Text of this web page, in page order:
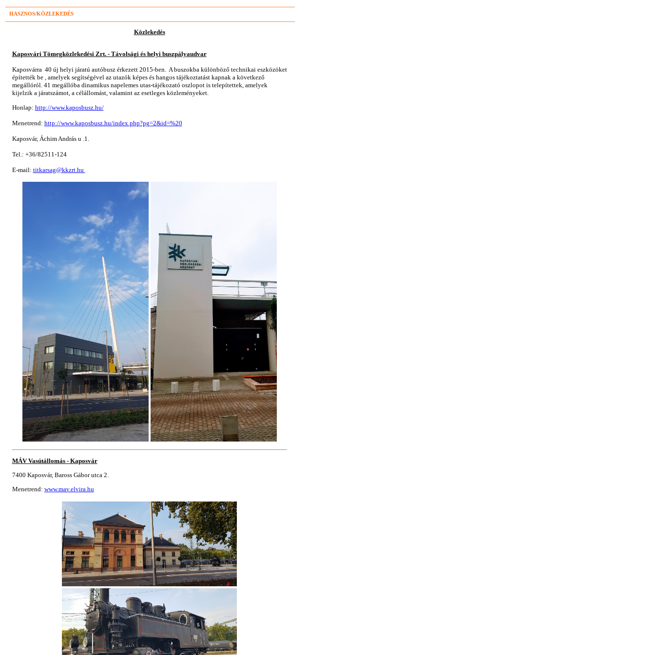
HASZNOS/KÖZLEKEDÉS
Közlekedés
Kaposvári Tömegközlekedési Zrt. - Távolsági és helyi buszpályaudvar
Kaposvárra 40 új helyi járatú autóbusz érkezett 2015-ben. A buszokba különböző technikai eszközöket
építették be , amelyek segítségével az utazók képes és hangos tájékoztatást kapnak a következő
megállóról. 41 megállóba dinamikus napelemes utas-tájékozató oszlopot is telepítettek, amelyek
kijelzik a járatszámot, a célállomást, valamint az esetleges közleményeket.
Honlap: http://www.kaposbusz.hu/
Menetrend: http://www.kaposbusz.hu/index.php?pg=2&id=%20
Kaposvár, Áchim András u .1.
Tel.: +36/82511-124
E-mail: titkarsag@kkzrt.hu
MÁV Vasútállomás - Kaposvár
7400 Kaposvár, Baross Gábor utca 2.
Menetrend: www.mav.elvira.hu